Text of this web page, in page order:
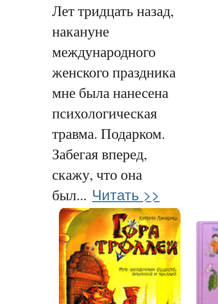
Лет тридцать назад,
накануне
международного
женского праздника
мне была нанесена
психологическая
травма. Подарком.
Забегая вперед,
скажу, что она
был... Читать >>